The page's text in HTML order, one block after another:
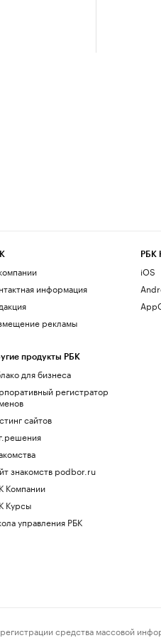
информация
рекламы
продукты РБК
для бизнеса
регистратор
сайтов
знакомств podbor.ru
Компании
Курсы
управления РБК
РБК
iOS
средства массовой